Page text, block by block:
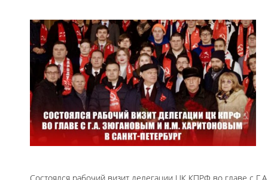
Состоялся рабочий визит делегации ЦК КПРФ во главе с